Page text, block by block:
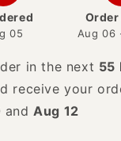
05
Order
Aug 06
in the next 55
receive your
andAug 12